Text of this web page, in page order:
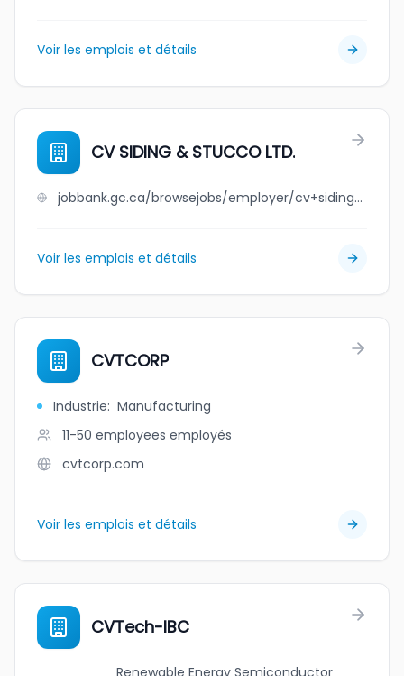
Voir les emplois et détails
CV SIDING & STUCCO LTD.
jobbank.gc.ca/browsejobs/employer/cv+siding+%26+stucco+ltd./ca
Voir les emplois et détails
CVTCORP
Industrie: Manufacturing
11-50 employees employés
cvtcorp.com
Voir les emplois et détails
CVTech-IBC
Renewable Energy Semiconductor